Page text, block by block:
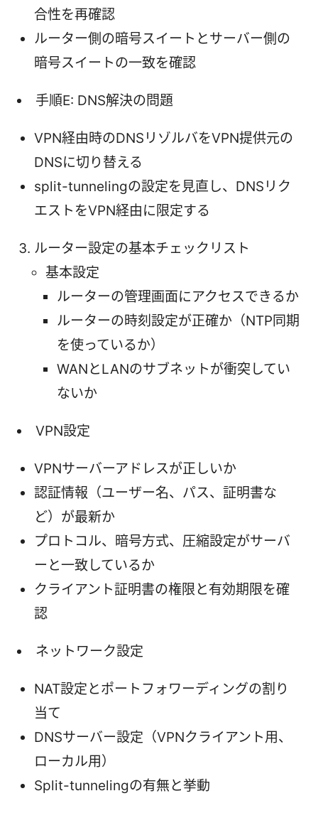
合性を再確認
ルーター側の暗号スイートとサーバー側の
暗号スイートの一致を確認
手順E: DNS解決の問題
VPN経由時のDNSリゾルバをVPN提供元の
DNSに切り替える
split-tunnelingの設定を見直し、DNSリク
エストをVPN経由に限定する
ルーター設定の基本チェックリスト
基本設定
ルーターの管理画面にアクセスできるか
ルーターの時刻設定が正確か（NTP同期
を使っているか）
WANとLANのサブネットが衝突してい
ないか
VPN設定
VPNサーバーアドレスが正しいか
認証情報（ユーザー名、パス、証明書な
ど）が最新か
プロトコル、暗号方式、圧縮設定がサーバ
ーと一致しているか
クライアント証明書の権限と有効期限を確
認
ネットワーク設定
NAT設定とポートフォワーディングの割り
当て
DNSサーバー設定（VPNクライアント用、
ローカル用）
Split-tunnelingの有無と挙動